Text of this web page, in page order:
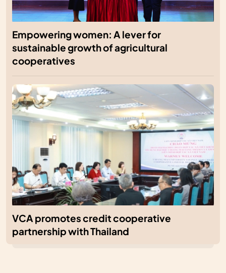
Empowering women: A lever for
sustainable growth of agricultural
cooperatives
VCA promotes credit cooperative
partnership with Thailand